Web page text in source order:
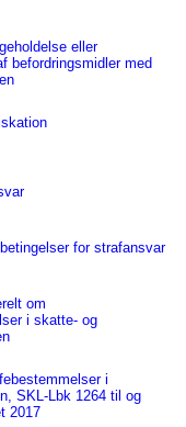
eller
befordringsmidler med
for strafansvar
om
i skatte- og
i
SKL-Lbk 1264 til og
2017